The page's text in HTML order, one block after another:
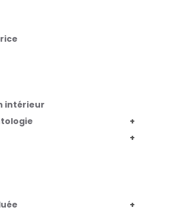
intérieur